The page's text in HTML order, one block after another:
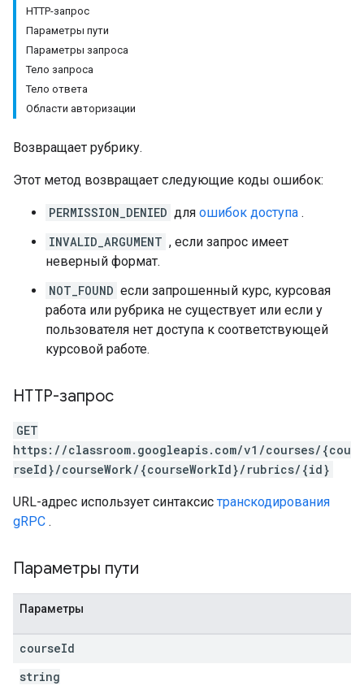
HTTP-запрос
Параметры пути
Параметры запроса
Тело запроса
Тело ответа
Области авторизации
Возвращает рубрику.
Этот метод возвращает следующие коды ошибок:
PERMISSION_DENIED для ошибок доступа .
INVALID_ARGUMENT , если запрос имеет
неверный формат.
NOT_FOUND если запрошенный курс, курсовая
работа или рубрика не существует или если у
пользователя нет доступа к соответствующей
курсовой работе.
HTTP-запрос
GET
https://classroom.googleapis.com/v1/courses/{cou
rseId}/courseWork/{courseWorkId}/rubrics/{id}
URL-адрес использует синтаксис транскодирования
gRPC .
Параметры пути
Параметры
courseId
string